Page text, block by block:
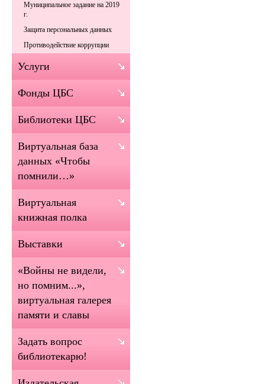
Муниципальное задание на 2019
г.
Защита персональных данных
Противодействие коррупции
Услуги
Фонды ЦБС
Библиотеки ЦБС
Виртуальная база
данных «Чтобы
помнили…»
Виртуальная
книжная полка
Выставки
«Войны не видели,
но помним...»,
виртуальная галерея
памяти и славы
Задать вопрос
библиотекарю!